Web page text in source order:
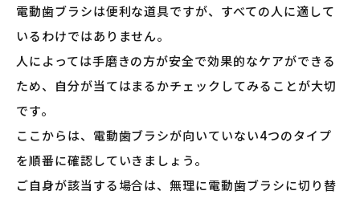
電動歯ブラシは便利な道具ですが、すべての人に適して
いるわけではありません。
人によっては手磨きの方が安全で効果的なケアができる
ため、自分が当てはまるかチェックしてみることが大切
です。
ここからは、電動歯ブラシが向いていない4つのタイプ
を順番に確認していきましょう。
ご自身が該当する場合は、無理に電動歯ブラシに切り替